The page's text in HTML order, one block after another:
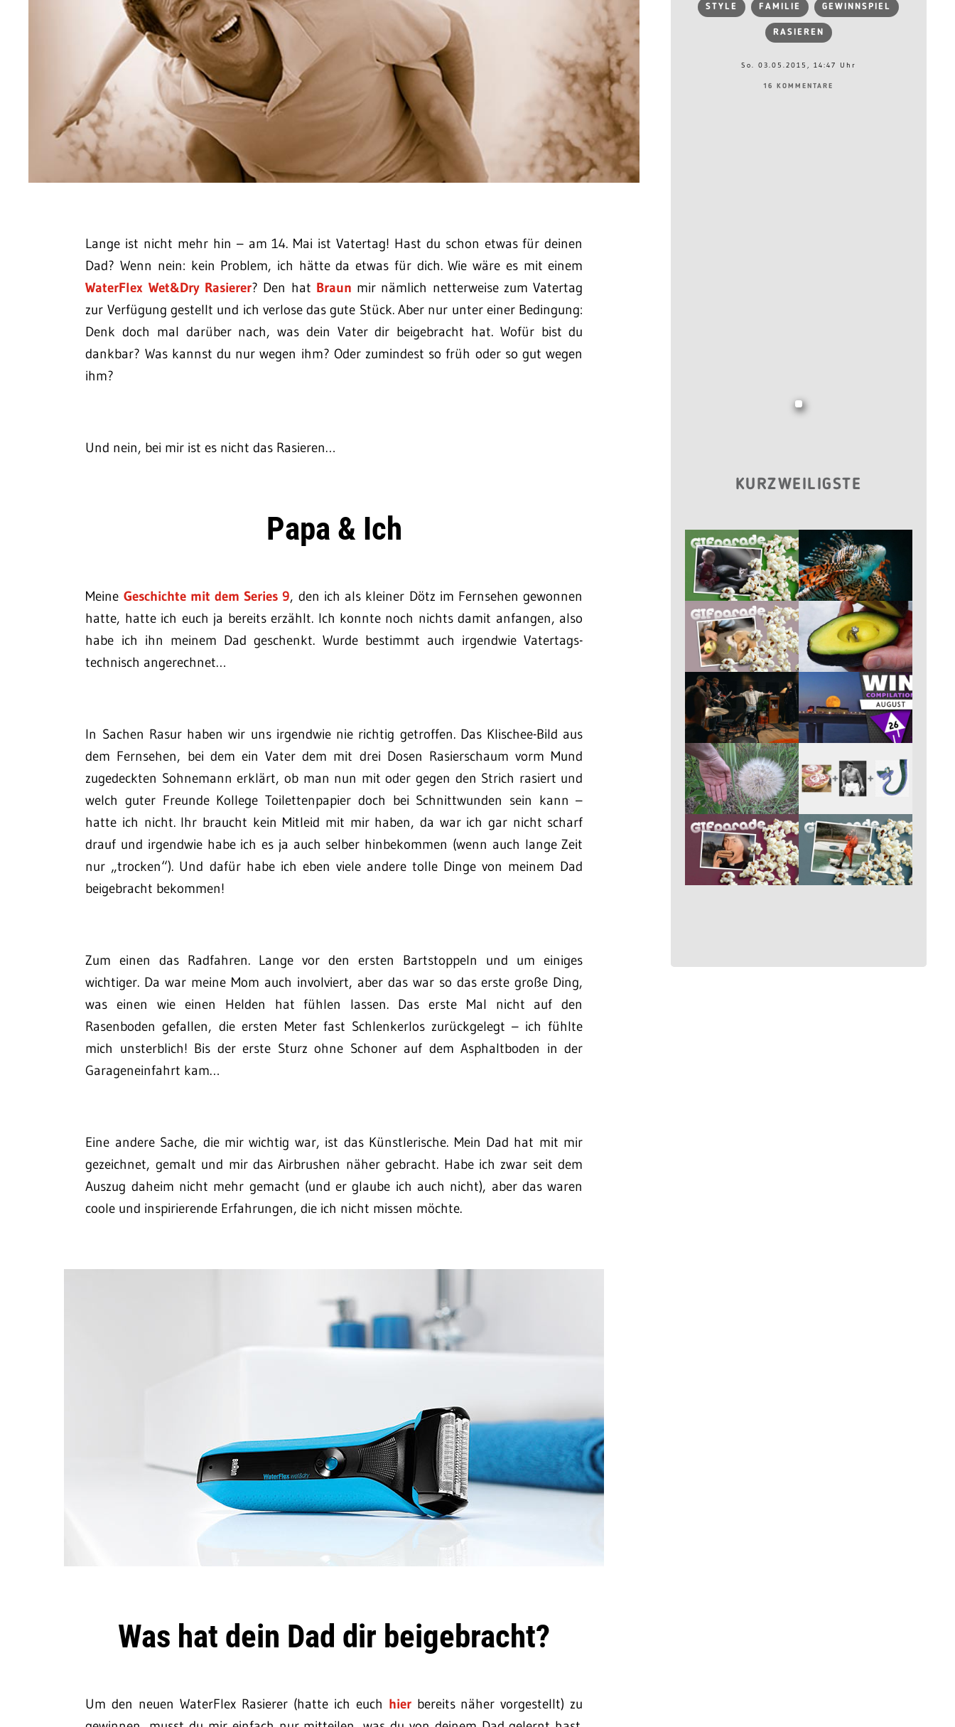
Lange ist nicht mehr hin – am 14. Mai ist Vatertag! Hast du schon etwas für deinen
Dad? Wenn nein: kein Problem, ich hätte da etwas für dich. Wie wäre es mit einem
WaterFlex Wet&Dry Rasierer? Den hat Braun mir nämlich netterweise zum Vatertag
zur Verfügung gestellt und ich verlose das gute Stück. Aber nur unter einer Bedingung:
Denk doch mal darüber nach, was dein Vater dir beigebracht hat. Wofür bist du
dankbar? Was kannst du nur wegen ihm? Oder zumindest so früh oder so gut wegen
ihm?
Und nein, bei mir ist es nicht das Rasieren…
Papa & Ich
Meine Geschichte mit dem Series 9, den ich als kleiner Dötz im Fernsehen gewonnen
hatte, hatte ich euch ja bereits erzählt. Ich konnte noch nichts damit anfangen, also
habe ich ihn meinem Dad geschenkt. Wurde bestimmt auch irgendwie Vatertags-
technisch angerechnet…
In Sachen Rasur haben wir uns irgendwie nie richtig getroffen. Das Klischee-Bild aus
dem Fernsehen, bei dem ein Vater dem mit drei Dosen Rasierschaum vorm Mund
zugedeckten Sohnemann erklärt, ob man nun mit oder gegen den Strich rasiert und
welch guter Freunde Kollege Toilettenpapier doch bei Schnittwunden sein kann –
hatte ich nicht. Ihr braucht kein Mitleid mit mir haben, da war ich gar nicht scharf
drauf und irgendwie habe ich es ja auch selber hinbekommen (wenn auch lange Zeit
nur „trocken“). Und dafür habe ich eben viele andere tolle Dinge von meinem Dad
beigebracht bekommen!
Zum einen das Radfahren. Lange vor den ersten Bartstoppeln und um einiges
wichtiger. Da war meine Mom auch involviert, aber das war so das erste große Ding,
was einen wie einen Helden hat fühlen lassen. Das erste Mal nicht auf den
Rasenboden gefallen, die ersten Meter fast Schlenkerlos zurückgelegt – ich fühlte
mich unsterblich! Bis der erste Sturz ohne Schoner auf dem Asphaltboden in der
Garageneinfahrt kam…
Eine andere Sache, die mir wichtig war, ist das Künstlerische. Mein Dad hat mit mir
gezeichnet, gemalt und mir das Airbrushen näher gebracht. Habe ich zwar seit dem
Auszug daheim nicht mehr gemacht (und er glaube ich auch nicht), aber das waren
coole und inspirierende Erfahrungen, die ich nicht missen möchte.
Was hat dein Dad dir beigebracht?
Um den neuen WaterFlex Rasierer (hatte ich euch hierbereits näher vorgestellt) zu
STYLE FAMILIE GEWINNSPIEL
RASIEREN
So. 03.05.2015, 14:47 Uhr
16 KOMMENTARE
KURZWEILIGSTE